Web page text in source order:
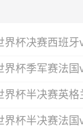
界杯决赛西班牙
界杯季军赛法国
界杯半决赛法国